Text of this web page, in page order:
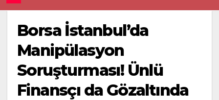
Borsa İstanbul’da
Manipülasyon
Soruşturması! Ünlü
Finansçı da Gözaltında